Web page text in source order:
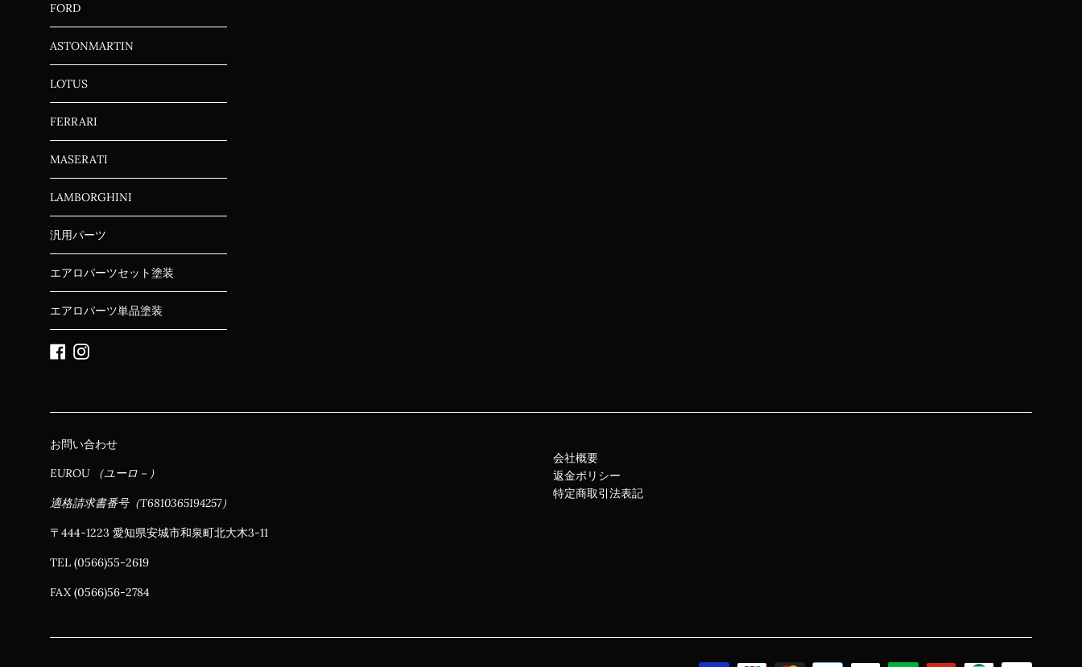
FORD
ASTONMARTIN
LOTUS
FERRARI
MASERATI
LAMBORGHINI
汎用パーツ
エアロパーツセット塗装
エアロパーツ単品塗装
FacebookInstagram
お問い合わせ
EUROU （ユーロ－）
適格請求書番号（T6810365194257）
〒444-1223 愛知県安城市和泉町北大木3-11
TEL (0566)55-2619
FAX (0566)56-2784
会社概要
返金ポリシー
特定商取引法表記